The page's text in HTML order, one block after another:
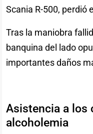
Scania R-500, perdió
Tras la maniobra
banquina del lado
importantes daños
Asistencia a los
alcoholemia